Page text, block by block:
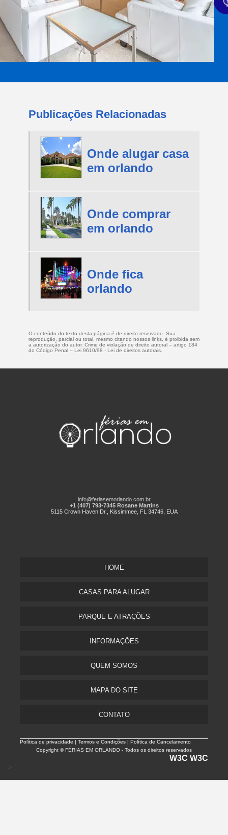
Publicações Relacionadas
Onde alugar casa
em orlando
Onde comprar
em orlando
Onde fica
orlando
O conteúdo do texto desta página é de direito reservado. Sua
reprodução, parcial ou total, mesmo citando nossos links, é proibida sem
a autorização do autor. Crime de violação de direito autoral – artigo 184
do Código Penal – Lei 9610/98 - Lei de direitos autorais
info@feriasemorlando.com.br
+1 (407) 793-7345 Rosane Martins
5115 Crown Haven Dr., Kissimmee, FL 34746, EUA
HOME
CASAS PARA ALUGAR
PARQUE E ATRAÇÕES
INFORMAÇÕES
QUEM SOMOS
MAPA DO SITE
CONTATO
Política de privacidade |Termos e Condições | Política de Cancelamento
Copyright © FÉRIAS EM ORLANDO - Todos os direitos reservados
W3C W3C